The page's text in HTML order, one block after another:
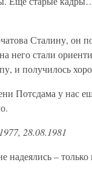
Сталину, он
него стали
и получилось
Потсдама у нас
28.08.1981
надеялись – только